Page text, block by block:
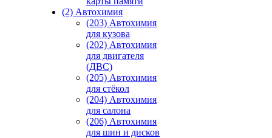
(2) Автохимия
(203) Автохимия
для кузова
(202) Автохимия
для двигателя
(ДВС)
(205) Автохимия
для стёкол
(204) Автохимия
для салона
(206) Автохимия
для шин и дисков